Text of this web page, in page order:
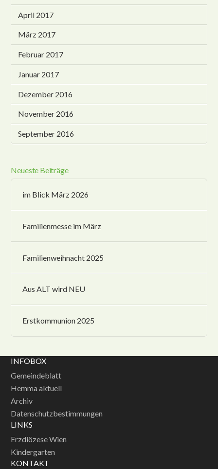
April 2017
März 2017
Februar 2017
Januar 2017
Dezember 2016
November 2016
September 2016
Neueste Beiträge
im Blick März 2026
Familienmesse im März
Familienweihnacht 2025
Aus ALT wird NEU
Erstkommunion 2025
INFOBOX
Gemeindeblatt
Hemma aktuell
Archiv
Datenschutzbestimmungen
LINKS
Erzdiözese Wien
Kindergarten
KONTAKT